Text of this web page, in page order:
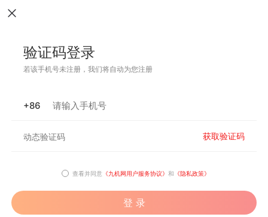
验证码登录
若该手机号未注册，我们将自动为您注册
+86
获取验证码
查看并同意 《九机网用户服务协议》 和 《隐私政策》
登 录